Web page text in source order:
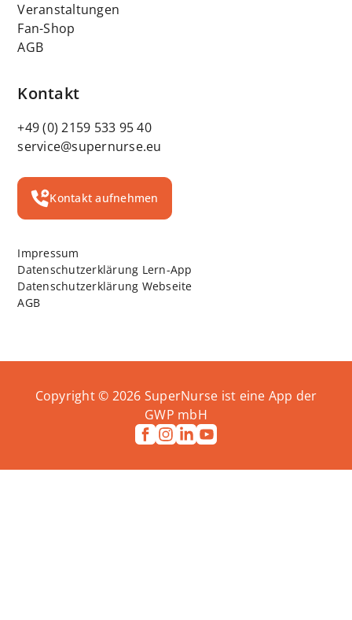
Veranstaltungen
Fan-Shop
AGB
Kontakt
+49 (0) 2159 533 95 40
service@supernurse.eu
Kontakt aufnehmen
Impressum
Datenschutzerklärung Lern-App
Datenschutzerklärung Webseite
AGB
Copyright © 2026 SuperNurse ist eine App der
GWP mbH